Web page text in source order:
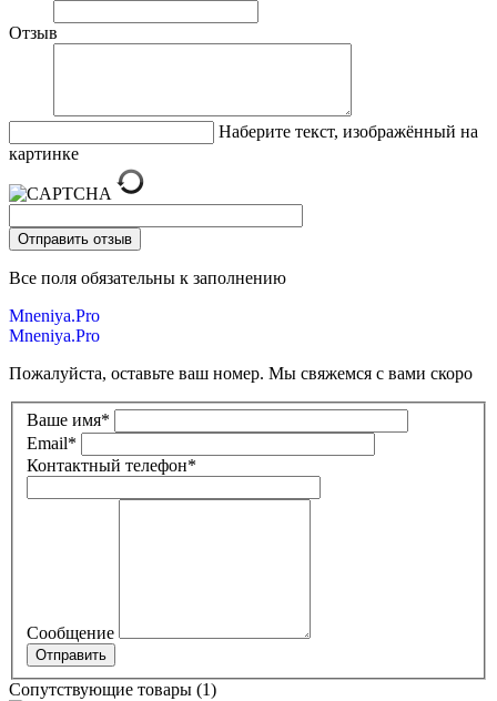
Отзыв
Наберите текст, изображённый на
картинке
Все поля обязательны к заполнению
Mneniya.Pro
Mneniya.Pro
Пожалуйста, оставьте ваш номер. Мы свяжемся с вами скоро
Ваше имя*
Email*
Контактный телефон*
Сообщение
Сопутствующие товары (1)